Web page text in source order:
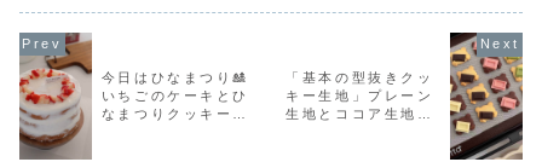
楽しくなるよう
な、簡単で美味し
い板チョコクッキ
ーの紹介です。イ
ンスタのリールに
作り方動画をあ
げ...
なめの配合♥ただ
いまもっとおいし
くキャラメ...
ンスタに作り方動
画があるよよかっ
たら見...
らトナカイ
にならない
やってみよ
こ型でトナ
ッキーを作
ました...
今日はひなまつり🎎
いちごのケーキとひ
なまつりクッキーで
「基本の型抜きクッ
キー生地」プレーン
生地とココア生地を